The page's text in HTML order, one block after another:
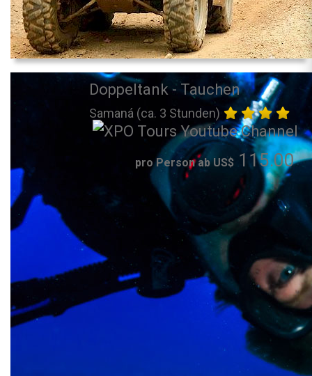
Doppeltank - Tauchen
Samaná (ca. 3 Stunden)
pro Person ab US$ 115.00